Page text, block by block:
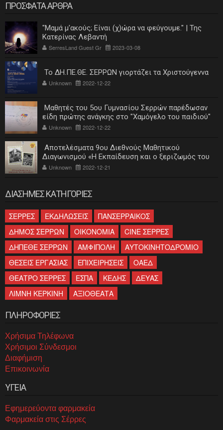
ΠΡΟΣΦΑΤΑ ΑΡΘΡΑ
"Μαμά μ'ακούς; Είναι (χ)ώρα να φεύγουμε." | Της
Κατερίνας Λεβαντή
SerresLand Guest Gr 2023-03-08
Το ΔΗ.ΠΕ.ΘΕ. ΣΕΡΡΩΝ γιορτάζει τα Χριστούγεννα
Unknown 2022-12-22
Μαθητές του 5ου Γυμνασίου Σερρών παρέδωσαν
είδη πρώτης ανάγκης στο "Χαμόγελο του παιδιού"
Unknown 2022-12-22
Αποτελέσματα 9ου Διεθνούς Μαθητικού
Διαγωνισμού «Η Εκπαίδευση και ο ξεριζωμός του
ελληνισμού»
Unknown 2022-12-21
ΔΙΑΣΗΜΕΣ ΚΑΤΗΓΟΡΙΕΣ
ΣΕΡΡΕΣ ΕΚΔΗΛΩΣΕΙΣ
ΠΑΝΣΕΡΡΑΙΚΟΣ
ΔΗΜΟΣ ΣΕΡΡΩΝ
ΟΙΚΟΝΟΜΙΑ
CINE ΣΕΡΡΕΣ
ΔΗΠΕΘΕ ΣΕΡΡΩΝ
ΑΜΦΙΠΟΛΗ
ΑΥΤΟΚΙΝΗΤΟΔΡΟΜΙΟ
ΘΕΣΕΙΣ ΕΡΓΑΣΙΑΣ
ΕΠΙΧΕΙΡΗΣΕΙΣ
ΟΑΕΔ
ΘΕΑΤΡΟ ΣΕΡΡΕΣ
ΕΣΠΑ ΚΕΔΗΣ
ΔΕΥΑΣ
ΛΙΜΝΗ ΚΕΡΚΙΝΗ
ΑΞΙΟΘΕΑΤΑ
ΠΛΗΡΟΦΟΡΙΕΣ
Χρήσιμα Τηλέφωνα
Χρήσιμοι Σύνδεσμοι
Διαφήμιση
Επικοινωνία
ΥΓΕΙΑ
Εφημερεύοντα φαρμακεία
Φαρμακεία στις Σέρρες